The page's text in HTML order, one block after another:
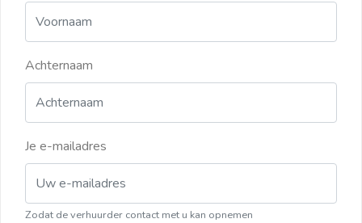
Achternaam
Je e-mailadres
Zodat de verhuurder contact met u kan opnemen